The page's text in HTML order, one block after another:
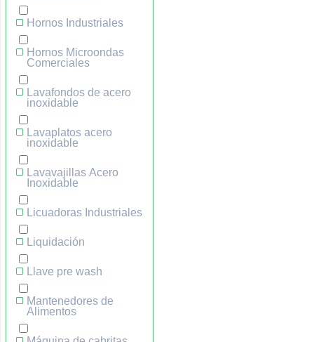
Hornos Industriales
Hornos Microondas
Comerciales
Lavafondos de acero
inoxidable
Lavaplatos acero
inoxidable
Lavavajillas Acero
Inoxidable
Licuadoras Industriales
Liquidación
Llave pre wash
Mantenedores de
Alimentos